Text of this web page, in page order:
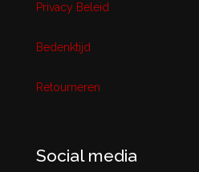
Privacy Beleid
Bedenktijd
Retourneren
Social media